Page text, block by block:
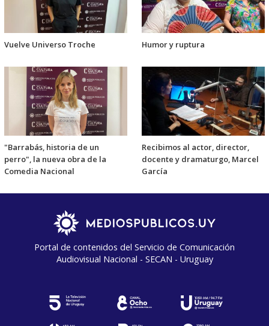
Vuelve Universo Troche Humor y ruptura
"Barrabás, historia de un
perro", la nueva obra de la
Comedia Nacional
Recibimos al actor, director,
docente y dramaturgo, Marcel
García
Portal de contenidos del Servicio de Comunicación
Audiovisual Nacional - SECAN - Uruguay